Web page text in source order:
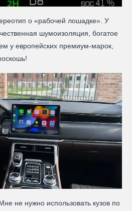
о «рабочей лошадке». У
шумоизоляция, богатое
у европейских премиум-марок,
не нужно использовать кузов по